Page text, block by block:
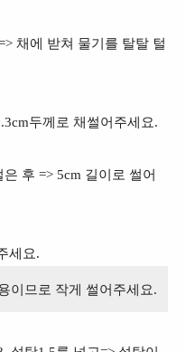
채에 받쳐 물기를 탈탈 털
두께로 채썰어주세요.
후 => 5cm 길이로 썰어
세요.
이므로 작게 썰어주세요.